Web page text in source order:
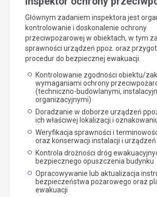
Głównym zadaniem inspektora jest
kontrolowanie i doskonalenie ochrony
przeciwpożarowej w obiektach, w tym
sprawności urządzeń ppoż. oraz
procedur do bezpiecznej ewakuacji.
Kontrolowanie zgodności obiektu/
wymaganiami ochrony
(techniczno-budowlanymi,
organizacyjnymi)
Doradzanie w doborze urządzeń
ich właściwej lokalizacji i
Weryfikacja sprawności i
oraz konserwacji instalacji i urządzeń
Kontrola drożności dróg
bezpiecznego opuszczenia budynku
Opracowywanie lub aktualizacja
bezpieczeństwa pożarowego oraz
ewakuacji